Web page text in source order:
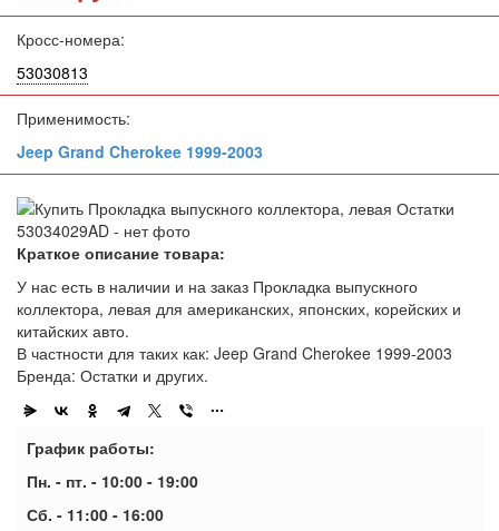
Кросс-номера:
53030813
Применимость:
Jeep Grand Cherokee 1999-2003
Краткое описание товара:
У нас есть в наличии и на заказ Прокладка выпускного
коллектора, левая для американских, японских, корейских и
китайских авто.
В частности для таких как: Jeep Grand Cherokee 1999-2003
Бренда: Остатки и других.
График работы:
Пн. - пт. - 10:00 - 19:00
Сб. - 11:00 - 16:00